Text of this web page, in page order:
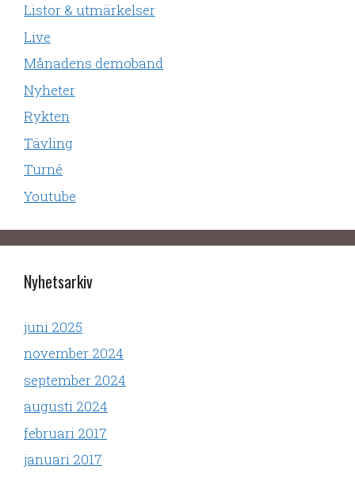
Listor & utmärkelser
Live
Månadens demoband
Nyheter
Rykten
Tävling
Turné
Youtube
Nyhetsarkiv
juni 2025
november 2024
september 2024
augusti 2024
februari 2017
januari 2017